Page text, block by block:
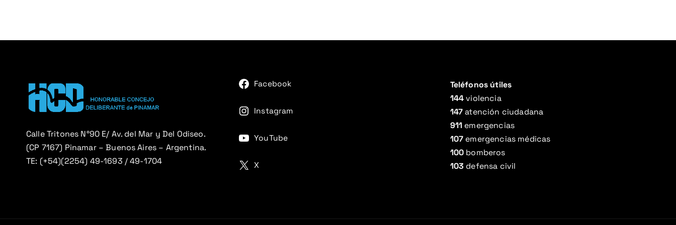
d
e
e
n
Calle Tritones N°90 E/ Av. del Mar y Del Odiseo.
(CP 7167) Pinamar – Buenos Aires – Argentina.
TE: (+54)(2254) 49-1693 / 49-1704
Facebook
Instagram
YouTube
X
Teléfonos útiles
144violencia
147atención ciudadana
911 emergencias
107 emergencias médicas
100 bomberos
103 defensa civil